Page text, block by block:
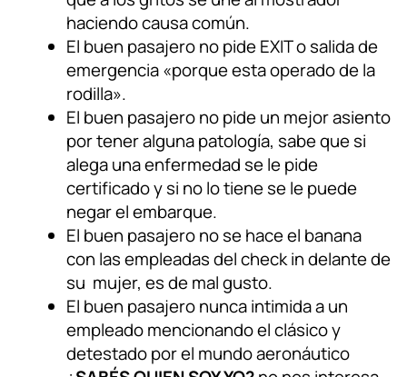
haciendo causa común.
El buen pasajero no pide EXIT o salida de
emergencia «porque esta operado de la
rodilla».
El buen pasajero no pide un mejor asiento
por tener alguna patología, sabe que si
alega una enfermedad se le pide
certificado y si no lo tiene se le puede
negar el embarque.
El buen pasajero no se hace el banana
con las empleadas del check in delante de
su mujer, es de mal gusto.
El buen pasajero nunca intimida a un
empleado mencionando el clásico y
detestado por el mundo aeronáutico